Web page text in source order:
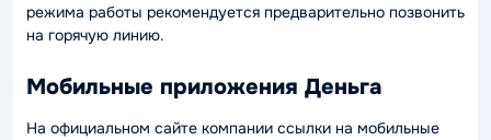
режима работы рекомендуется предварительно позвонить
на горячую линию.
Мобильные приложения Деньга
На официальном сайте компании ссылки на мобильные